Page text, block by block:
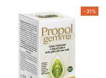
ERA:
€17.30.
ATTUALE
È:
€13.44.
-31%